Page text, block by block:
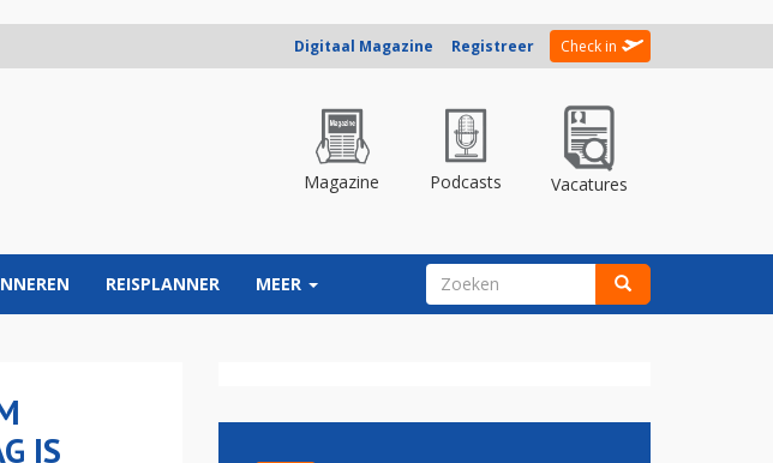
Digitaal Magazine Registreer Check in
Magazine Podcasts Vacatures
REISPLANNER MEER ZOEKVELD
IS